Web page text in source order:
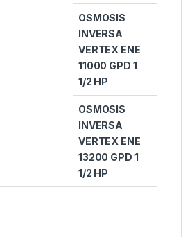
OSMOSIS
INVERSA
VERTEX ENE
11000 GPD 1
1/2 HP
OSMOSIS
INVERSA
VERTEX ENE
13200 GPD 1
1/2 HP